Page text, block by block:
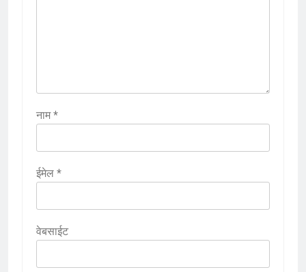
नाम*
ईमेल *
वेबसाईट